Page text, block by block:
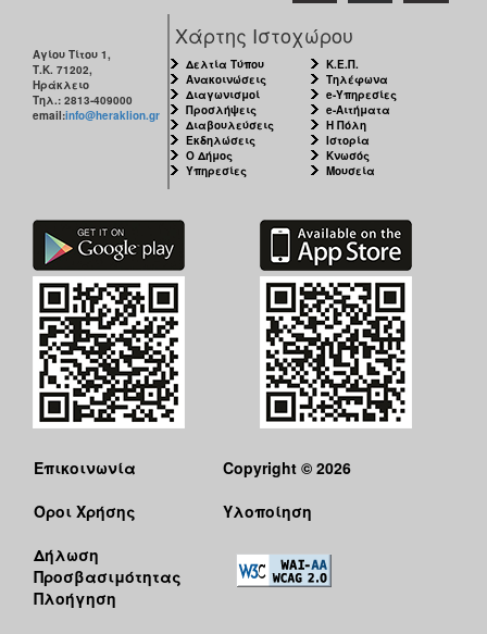
ΤΟΠΟΣ
ΜΑΣ
ΠΟΛΙΤΙΣΜΟΣ
Αγίου Τίτου 1,
Τ.Κ. 71202,
Ηράκλειο
Τηλ.: 2813-409000
email:info@heraklion.gr
Χάρτης Ιστοχώρου
Δελτία Τύπου
Ανακοινώσεις
Διαγωνισμοί
Προσλήψεις
Διαβουλεύσεις
Εκδηλώσεις
Ο Δήμος
Υπηρεσίες
Κ.Ε.Π.
Τηλέφωνα
e-Υπηρεσίες
e-Αιτήματα
Η Πόλη
Ιστορία
Κνωσός
Μουσεία
Επικοινωνία
Όροι Χρήσης
Δήλωση
Προσβασιμότητας
Πλοήγηση
Copyright © 2026
Υλοποίηση